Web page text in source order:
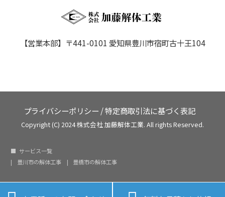
【営業本部】〒441-0101 愛知県豊川市宿町古十王104
プライバシーポリシー /特定商取引法に基づく表記
Copyright (C) 2024 株式会社 加藤解体工業. All rights Reserved.
サービス一覧
豊川市の解体工事
豊橋市の解体工事